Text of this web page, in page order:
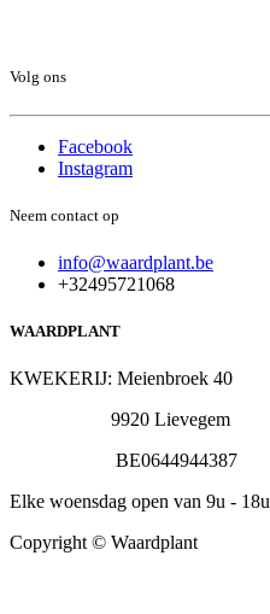
Volg ons
Facebook
Instagram
Neem contact op
info@waardplant.be
+32495721068
WAARDPLANT
KWEKERIJ: Meienbroek 40
9920 Lievegem
BE0644944387
Elke woensdag open van 9u - 18u
Copyright © Waardplant